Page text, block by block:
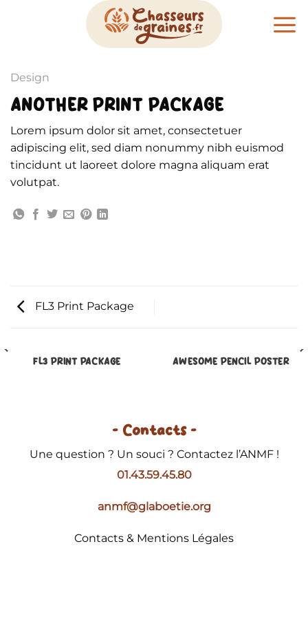
Design
ANOTHER PRINT PACKAGE
Lorem ipsum dolor sit amet, consectetuer
adipiscing elit, sed diam nonummy nibh euismod
tincidunt ut laoreet dolore magna aliquam erat
volutpat.
FL3 Print Package
FL3 PRINT PACKAGE AWESOME PENCIL POSTER
- Contacts -
Une question ? Un souci ? Contactez l’ANMF !
01.43.59.45.80
anmf@glaboetie.org
Contacts & Mentions Légales